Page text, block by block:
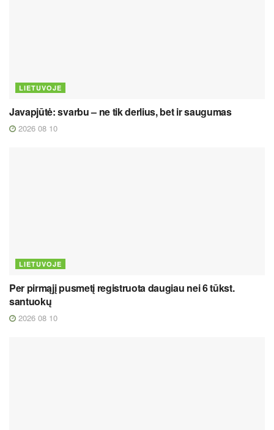
LIETUVOJE
Javapjūtė: svarbu – ne tik derlius, bet ir saugumas
2026 08 10
LIETUVOJE
Per pirmąjį pusmetį registruota daugiau nei 6 tūkst.
santuokų
2026 08 10